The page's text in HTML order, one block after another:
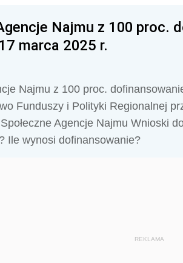
Najmu z 100 proc.
marca 2025 r.
Najmu z 100 proc.
Funduszy i Polityki Regionalnej
Agencje Najmu Wnioski
Ile wynosi dofinansowanie?
REKLAMA